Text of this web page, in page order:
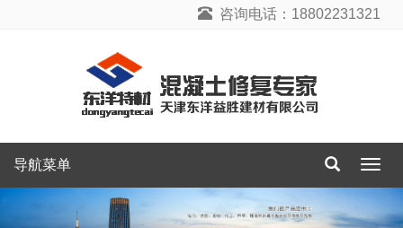
咨询电话：18802231321
导
单
导航菜单